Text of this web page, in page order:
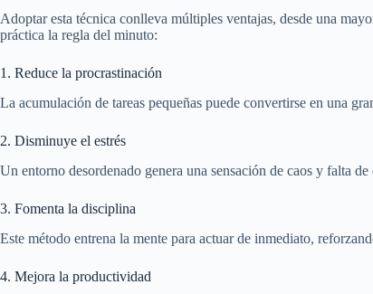
Adoptar esta técnica conlleva múltiples ventajas, desde una
práctica la regla del minuto:
1. Reduce la procrastinación
La acumulación de tareas pequeñas puede convertirse en una
2. Disminuye el estrés
Un entorno desordenado genera una sensación de caos y falta
3. Fomenta la disciplina
Este método entrena la mente para actuar de inmediato,
4. Mejora la productividad